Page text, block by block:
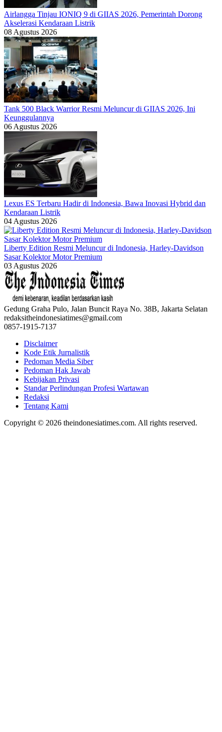
Airlangga Tinjau IONIQ 9 di GIIAS 2026, Pemerintah Dorong
Akselerasi Kendaraan Listrik
08 Agustus 2026
Tank 500 Black Warrior Resmi Meluncur di GIIAS 2026, Ini
Keunggulannya
06 Agustus 2026
Lexus ES Terbaru Hadir di Indonesia, Bawa Inovasi Hybrid dan
Kendaraan Listrik
04 Agustus 2026
Liberty Edition Resmi Meluncur di Indonesia, Harley-Davidson
Sasar Kolektor Motor Premium
03 Agustus 2026
Gedung Graha Pulo, Jalan Buncit Raya No. 38B, Jakarta Selatan
redaksitheindonesiatimes@gmail.com
0857-1915-7137
Disclaimer
Kode Etik Jurnalistik
Pedoman Media Siber
Pedoman Hak Jawab
Kebijakan Privasi
Standar Perlindungan Profesi Wartawan
Redaksi
Tentang Kami
Copyright © 2026 theindonesiatimes.com. All rights reserved.